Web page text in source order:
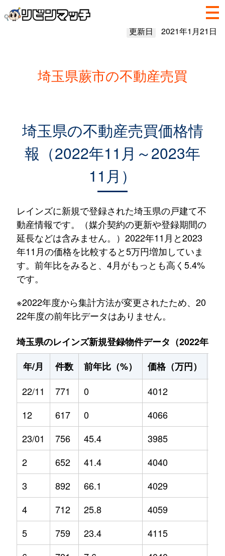
更新日 2021年1月21日
埼玉県蕨市の不動産売買
埼玉県の不動産売買価格情
報（2022年11月～2023年
11月）
レインズに新規で登録された埼玉県の戸建て不
動産情報です。（媒介契約の更新や登録期間の
延長などは含みません。）2022年11月と2023
年11月の価格を比較すると5万円増加していま
す。前年比をみると、4月がもっとも高く5.4%
です。
※2022年度から集計方法が変更されたため、20
22年度の前年比データはありません。
埼玉県のレインズ新規登録物件データ（2022年11
年/月
件数 前年比（%） 価格（万円）
22/11
771 0 4012
12
617 0 4066
23/01
756 45.4 3985
2
652 41.4 4040
3
892 66.1 4029
4
712 25.8 4059
5
759 23.4 4115